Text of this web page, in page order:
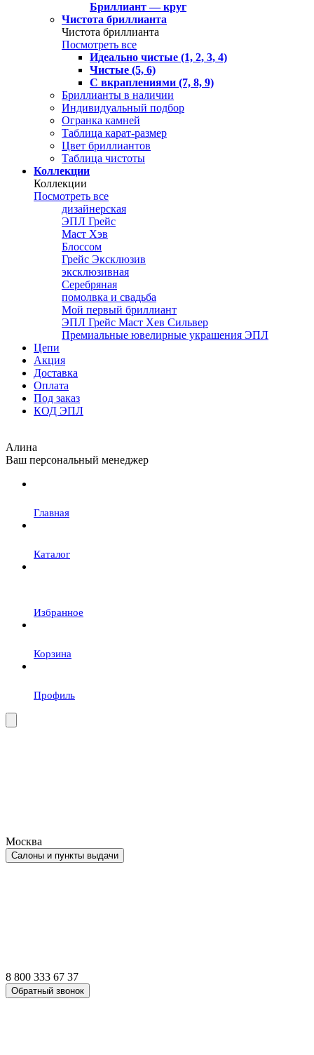
Бриллиант — круг
Чистота бриллианта
Чистота бриллианта
Посмотреть все
Идеально чистые (1, 2, 3, 4)
Чистые (5, 6)
С вкраплениями (7, 8, 9)
Бриллианты в наличии
Индивидуальный подбор
Огранка камней
Таблица карат-размер
Цвет бриллиантов
Таблица чистоты
Коллекции
Коллекции
Посмотреть все
дизайнерская
ЭПЛ Грейс
Маст Хэв
Блоссом
Грейс Эксклюзив
эксклюзивная
Серебряная
помолвка и свадьба
Мой первый бриллиант
ЭПЛ Грейс Маст Хев Сильвер
Премиальные ювелирные украшения ЭПЛ
Цепи
Акция
Доставка
Оплата
Под заказ
КОД ЭПЛ
Алина
Ваш персональный менеджер
Главная
Каталог
Избранное
Корзина
Профиль
Москва
Салоны и пункты выдачи
8 800 333 67 37
Обратный звонок